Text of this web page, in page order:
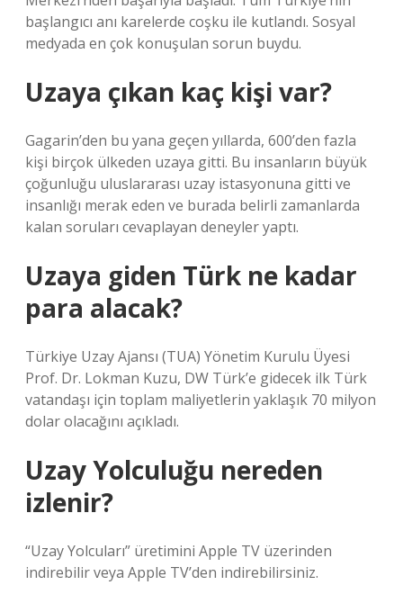
başlangıcı anı karelerde coşku ile kutlandı. Sosyal
medyada en çok konuşulan sorun buydu.
Uzaya çıkan kaç kişi var?
Gagarin’den bu yana geçen yıllarda, 600’den fazla
kişi birçok ülkeden uzaya gitti. Bu insanların büyük
çoğunluğu uluslararası uzay istasyonuna gitti ve
insanlığı merak eden ve burada belirli zamanlarda
kalan soruları cevaplayan deneyler yaptı.
Uzaya giden Türk ne kadar
para alacak?
Türkiye Uzay Ajansı (TUA) Yönetim Kurulu Üyesi
Prof. Dr. Lokman Kuzu, DW Türk’e gidecek ilk Türk
vatandaşı için toplam maliyetlerin yaklaşık 70 milyon
dolar olacağını açıkladı.
Uzay Yolculuğu nereden
izlenir?
“Uzay Yolcuları” üretimini Apple TV üzerinden
indirebilir veya Apple TV’den indirebilirsiniz.